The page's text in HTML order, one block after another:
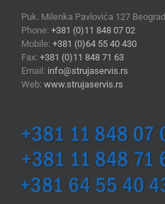
Puk. Milenka Pavlovića 127 Beograd
Phone: +381 (0)11 848 07 02
Mobile: +381 (0)64 55 40 430
Fax: +381 (0)11 848 71 63
Email: info@strujaservis.rs
Web: www.strujaservis.rs